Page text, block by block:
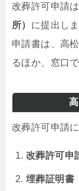
改葬許可申請
所） に提出しま
申請書は、高
るほか、窓口
改葬許可申請
改葬許可申
埋葬証明書